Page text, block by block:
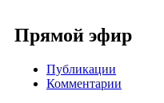
Прямой эфир
Публикации
Комментарии